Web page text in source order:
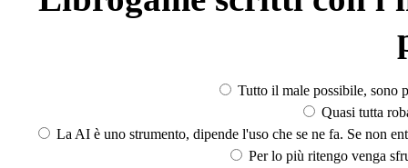
Tutto il male possibile, sono
Quasi tutta
La AI è uno strumento, dipende l'uso che se ne fa. Se non
Per lo più ritengo venga